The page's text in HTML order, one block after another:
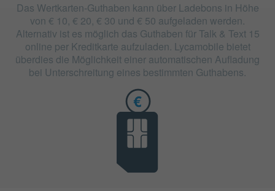
Das Wertkarten-Guthaben kann über Ladebons in Höhe
von € 10, € 20, € 30 und € 50 aufgeladen werden.
Alternativ ist es möglich das Guthaben für Talk & Text 15
online per Kreditkarte aufzuladen. Lycamobile bietet
überdies die Möglichkeit einer automatischen Aufladung
bei Unterschreitung eines bestimmten Guthabens.